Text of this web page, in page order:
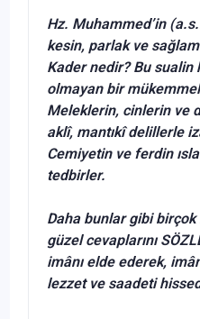
Hz. Muhammed’in
kesin, parlak ve
Kader nedir? Bu sualin
olmayan bir
Meleklerin, cinlerin ve
aklî, mantıkî delillerle
Cemiyetin ve ferdin
tedbirler.
Daha bunlar gibi
güzel cevaplarını
imânı elde ederek,
lezzet ve saadeti